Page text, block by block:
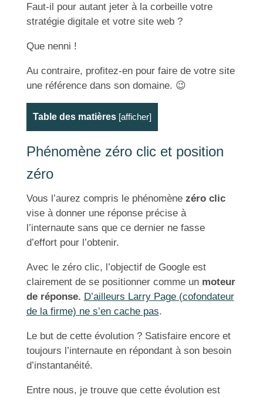
Faut-il pour autant jeter à la corbeille votre
stratégie digitale et votre site web ?
Que nenni !
Au contraire, profitez-en pour faire de votre site
une référence dans son domaine. 😉
Table des matières [afficher]
Phénomène zéro clic et position
zéro
Vous l’aurez compris le phénomène zéro clic
vise à donner une réponse précise à
l’internaute sans que ce dernier ne fasse
d’effort pour l’obtenir.
Avec le zéro clic, l’objectif de Google est
clairement de se positionner comme un moteur
de réponse. D’ailleurs Larry Page (cofondateur
de la firme) ne s’en cache pas.
Le but de cette évolution ? Satisfaire encore et
toujours l’internaute en répondant à son besoin
d’instantanéité.
Entre nous, je trouve que cette évolution est